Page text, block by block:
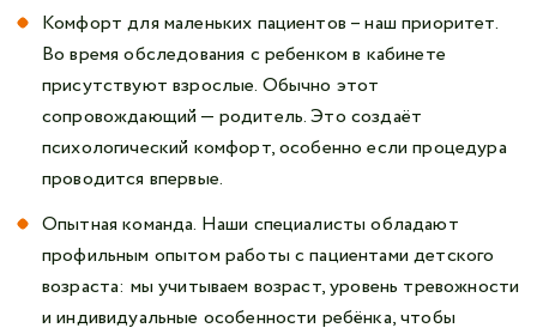
Комфорт для маленьких пациентов – наш приоритет.
Во время обследования с ребенком в кабинете
присутствуют взрослые. Обычно этот
сопровождающий — родитель. Это создаёт
психологический комфорт, особенно если процедура
проводится впервые.
Опытная команда. Наши специалисты обладают
профильным опытом работы с пациентами детского
возраста: мы учитываем возраст, уровень тревожности
и индивидуальные особенности ребёнка, чтобы